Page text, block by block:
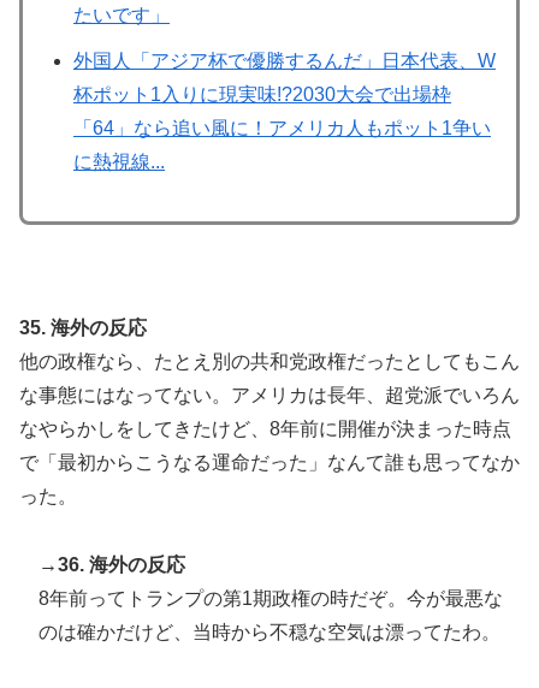
たいです」
外国人「アジア杯で優勝するんだ」日本代表、W
杯ポット1入りに現実味!?2030大会で出場枠
「64」なら追い風に！アメリカ人もポット1争い
に熱視線...
35. 海外の反応
他の政権なら、たとえ別の共和党政権だったとしてもこん
な事態にはなってない。アメリカは長年、超党派でいろん
なやらかしをしてきたけど、8年前に開催が決まった時点
で「最初からこうなる運命だった」なんて誰も思ってなか
った。
→36. 海外の反応
8年前ってトランプの第1期政権の時だぞ。今が最悪な
のは確かだけど、当時から不穏な空気は漂ってたわ。